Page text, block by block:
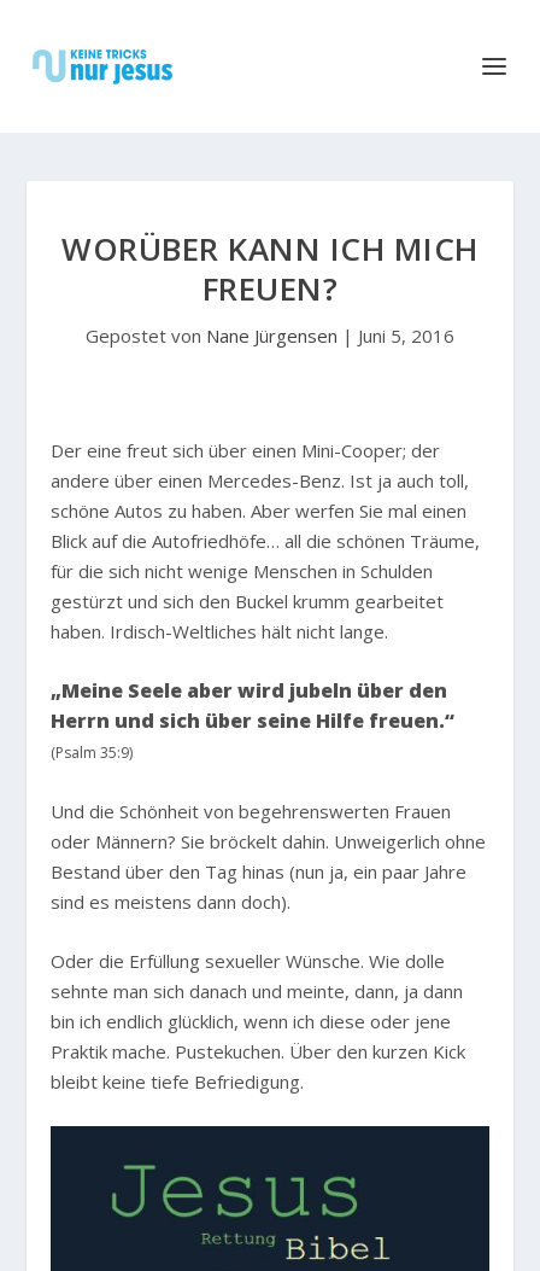
WORÜBER KANN ICH MICH
FREUEN?
Gepostet von Nane Jürgensen | Juni 5, 2016
Der eine freut sich über einen Mini-Cooper; der
andere über einen Mercedes-Benz. Ist ja auch toll,
schöne Autos zu haben. Aber werfen Sie mal einen
Blick auf die Autofriedhöfe… all die schönen Träume,
für die sich nicht wenige Menschen in Schulden
gestürzt und sich den Buckel krumm gearbeitet
haben. Irdisch-Weltliches hält nicht lange.
„Meine Seele aber wird jubeln über den
Herrn und sich über seine Hilfe freuen.“
(Psalm 35:9)
Und die Schönheit von begehrenswerten Frauen
oder Männern? Sie bröckelt dahin. Unweigerlich ohne
Bestand über den Tag hinas (nun ja, ein paar Jahre
sind es meistens dann doch).
Oder die Erfüllung sexueller Wünsche. Wie dolle
sehnte man sich danach und meinte, dann, ja dann
bin ich endlich glücklich, wenn ich diese oder jene
Praktik mache. Pustekuchen. Über den kurzen Kick
bleibt keine tiefe Befriedigung.